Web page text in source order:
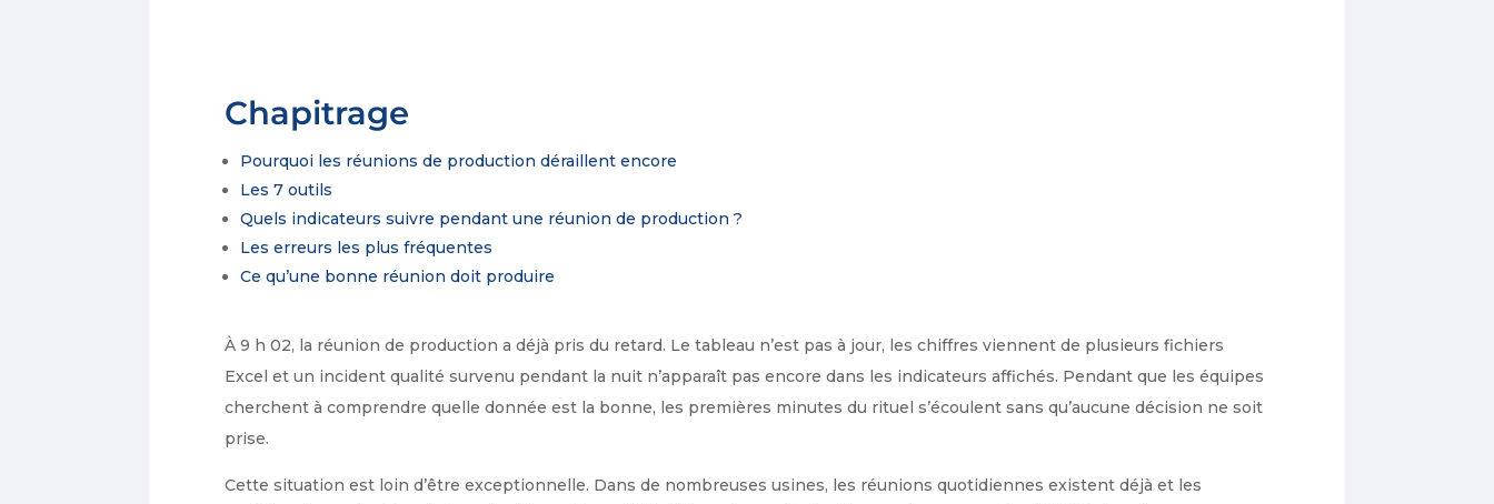
Chapitrage
Pourquoi les réunions de production déraillent encore
Les 7 outils
Quels indicateurs suivre pendant une réunion de production ?
Les erreurs les plus fréquentes
Ce qu’une bonne réunion doit produire
À 9 h 02, la réunion de production a déjà pris du retard. Le tableau n’est pas à jour, les chiffres viennent de plusieurs fichiers
Excel et un incident qualité survenu pendant la nuit n’apparaît pas encore dans les indicateurs affichés. Pendant que les équipes
cherchent à comprendre quelle donnée est la bonne, les premières minutes du rituel s’écoulent sans qu’aucune décision ne soit
prise.
Cette situation est loin d’être exceptionnelle. Dans de nombreuses usines, les réunions quotidiennes existent déjà et les